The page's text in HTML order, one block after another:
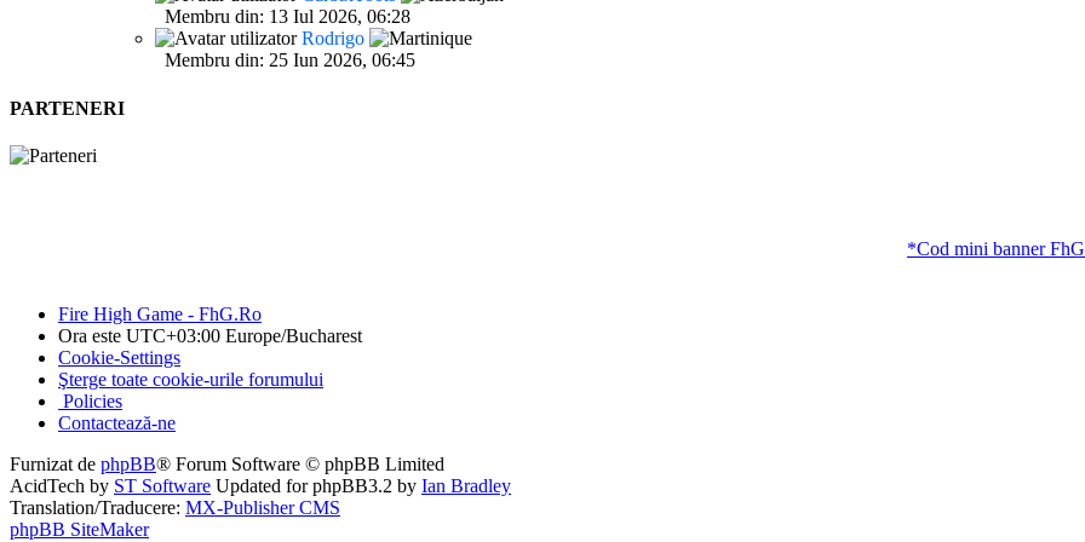
Membru din: 13 Iul 2026, 06:28
Rodrigo
Membru din: 25 Iun 2026, 06:45
PARTENERI
*Cod mini banner
Fire High Game - FhG.Ro
Ora este UTC+03:00 Europe/Bucharest
Cookie-Settings
Şterge toate cookie-urile forumului
Policies
Contactează-ne
Furnizat de phpBB® Forum Software © phpBB Limited
AcidTech by ST Software Updated for phpBB3.2 by Ian Bradley
Translation/Traducere: MX-Publisher CMS
phpBB SiteMaker